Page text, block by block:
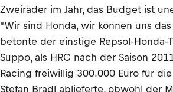
Zweiräder im Jahr, das Budget ist
"Wir sind Honda, wir können uns
betonte der einstige Repsol-Honda-
Suppo, als HRC nach der Saison
Racing freiwillig 300.000 Euro für
Stefan Bradl ablieferte, obwohl der